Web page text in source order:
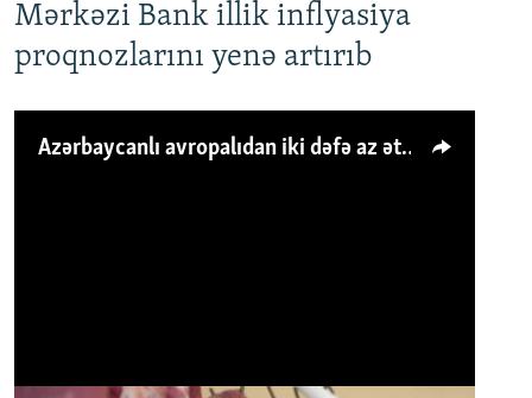
Mərkəzi Bank illik inflyasiya
proqnozlarını yenə artırıb
Azərbaycanlı avropalıdan iki dəfə az ət yeyir, amma... 'Qiymət artımı qaçılmazdır'